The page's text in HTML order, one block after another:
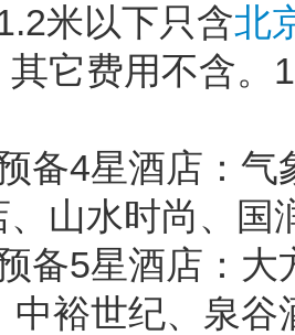
米以下只含北
它费用不含。
备4星酒店：
山水时尚、国
备5星酒店：
中裕世纪、泉